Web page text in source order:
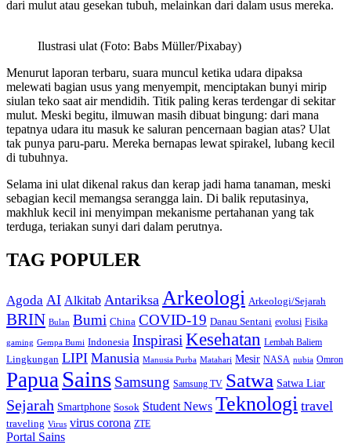
dari mulut atau gesekan tubuh, melainkan dari dalam usus mereka.
Ilustrasi ulat (Foto: Babs Müller/Pixabay)
Menurut laporan terbaru, suara muncul ketika udara dipaksa
melewati bagian usus yang menyempit, menciptakan bunyi mirip
siulan teko saat air mendidih. Titik paling keras terdengar di sekitar
mulut. Meski begitu, ilmuwan masih dibuat bingung: dari mana
tepatnya udara itu masuk ke saluran pencernaan bagian atas? Ulat
tak punya paru-paru. Mereka bernapas lewat spirakel, lubang kecil
di tubuhnya.
Selama ini ulat dikenal rakus dan kerap jadi hama tanaman, meski
sebagian kecil memangsa serangga lain. Di balik reputasinya,
makhluk kecil ini menyimpan mekanisme pertahanan yang tak
terduga, teriakan sunyi dari dalam perutnya.
TAG POPULER
Agoda AI Alkitab Antariksa Arkeologi Arkeologi/Sejarah
BRIN Bulan Bumi China COVID-19 Danau Sentani evolusi Fisika
gaming Gempa Bumi Indonesia InspirasiKesehatan Lembah Baliem
Lingkungan LIPI Manusia Manusia Purba Matahari Mesir NASA nubia Omron
Papua Sains Samsung Samsung TV Satwa Satwa Liar
Sejarah Smartphone Sosok Student News Teknologi travel
traveling Virus virus corona ZTE
Portal Sains